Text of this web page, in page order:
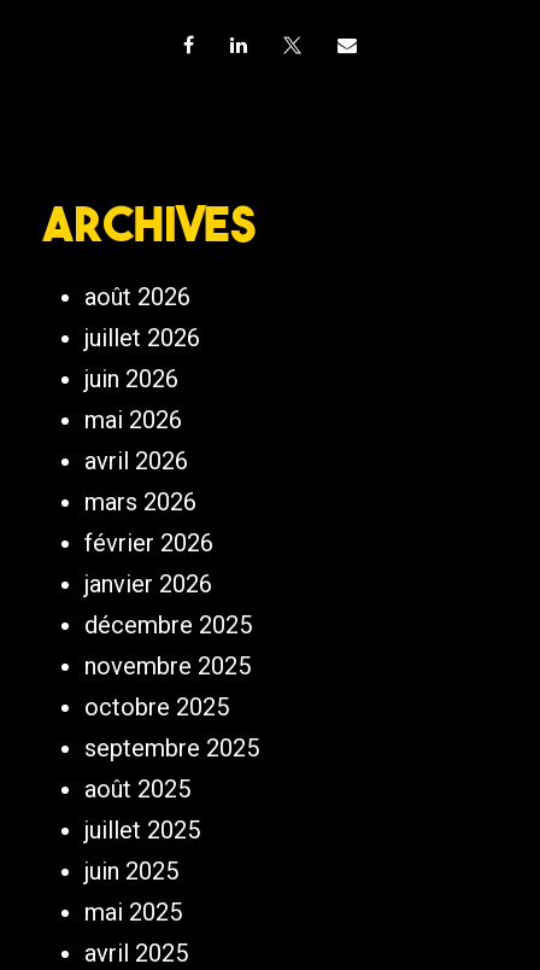
Archives
août 2026
juillet 2026
juin 2026
mai 2026
avril 2026
mars 2026
février 2026
janvier 2026
décembre 2025
novembre 2025
octobre 2025
septembre 2025
août 2025
juillet 2025
juin 2025
mai 2025
avril 2025